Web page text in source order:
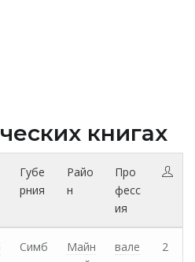
книгах
Губе
рния
Райо
н
Про
фесс
ия
Симб
Майн
вале
2